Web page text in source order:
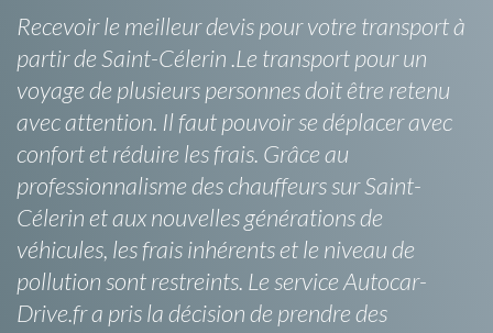
Recevoir le meilleur devis pour votre transport à
partir de Saint-Célerin .Le transport pour un
voyage de plusieurs personnes doit être retenu
avec attention. Il faut pouvoir se déplacer avec
confort et réduire les frais. Grâce au
professionnalisme des chauffeurs sur Saint-
Célerin et aux nouvelles générations de
véhicules, les frais inhérents et le niveau de
pollution sont restreints. Le service Autocar-
Drive.fr a pris la décision de prendre des